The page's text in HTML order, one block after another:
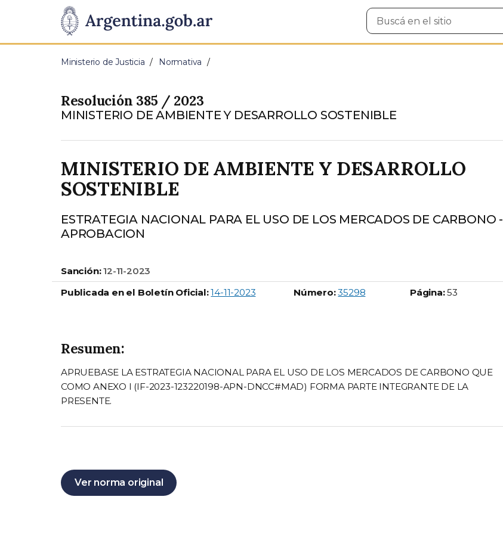
Presidencia
de
Pasar al contenido principal
Buscar
en
Ministerio de Justicia Normativa
Resolución 385 / 2023
MINISTERIO DE AMBIENTE Y DESARROLLO SOSTENIBLE
MINISTERIO DE AMBIENTE Y DESARROLLO
SOSTENIBLE
ESTRATEGIA NACIONAL PARA EL USO DE LOS MERCADOS DE CARBONO -
APROBACION
Sanción: 12-11-2023
Publicada en el Boletín Oficial: 14-11-2023 Número:Boletín Oficial número:
35298 Página: 53
Resumen:
APRUEBASE LA ESTRATEGIA NACIONAL PARA EL USO DE LOS MERCADOS DE CARBONO QUE
COMO ANEXO I (IF-2023-123220198-APN-DNCC#MAD) FORMA PARTE INTEGRANTE DE LA
PRESENTE.
Ver norma original